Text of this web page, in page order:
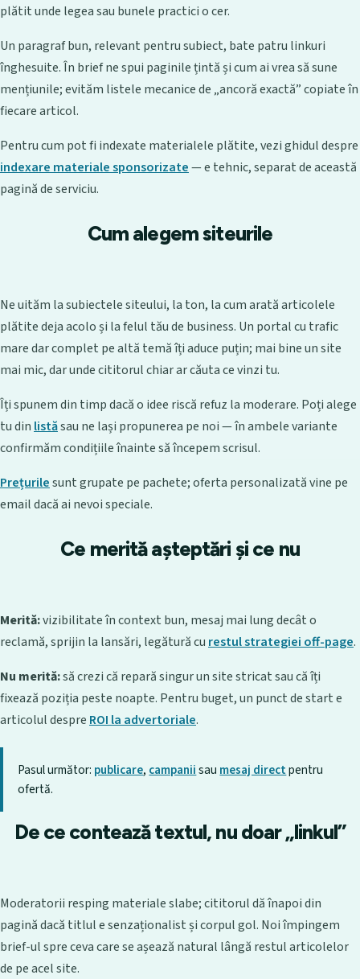
plătit unde legea sau bunele practici o cer.
Un paragraf bun, relevant pentru subiect, bate patru linkuri
înghesuite. În brief ne spui paginile țintă și cum ai vrea să sune
mențiunile; evităm listele mecanice de „ancoră exactă” copiate în
fiecare articol.
Pentru cum pot fi indexate materialele plătite, vezi ghidul despre
indexare materiale sponsorizate— e tehnic, separat de această
pagină de serviciu.
Cum alegem siteurile
Ne uităm la subiectele siteului, la ton, la cum arată articolele
plătite deja acolo și la felul tău de business. Un portal cu trafic
mare dar complet pe altă temă îți aduce puțin; mai bine un site
mai mic, dar unde cititorul chiar ar căuta ce vinzi tu.
Îți spunem din timp dacă o idee riscă refuz la moderare. Poți alege
tu din listăsau ne lași propunerea pe noi — în ambele variante
confirmăm condițiile înainte să începem scrisul.
Prețurilesunt grupate pe pachete; oferta personalizată vine pe
email dacă ai nevoi speciale.
Ce merită așteptări și ce nu
Merită:vizibilitate în context bun, mesaj mai lung decât o
reclamă, sprijin la lansări, legătură cu restul strategiei off-page.
Nu merită:să crezi că repară singur un site stricat sau că îți
fixează poziția peste noapte. Pentru buget, un punct de start e
articolul despre ROI la advertoriale.
Pasul următor: publicare, campaniisau mesaj directpentru
ofertă.
De ce contează textul, nu doar „linkul”
Moderatorii resping materiale slabe; cititorul dă înapoi din
pagină dacă titlul e senzaționalist și corpul gol. Noi împingem
brief-ul spre ceva care se așează natural lângă restul articolelor
de pe acel site.